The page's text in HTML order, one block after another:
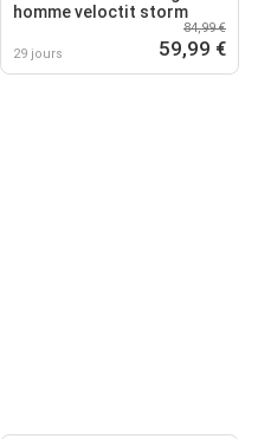
homme veloctit storm
29 jours
84,99 €
59,99 €